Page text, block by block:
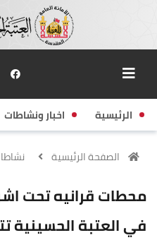
الرئيسية اخبار ونشاطات
الصفحة الرئيسية
محطات قرانيه تحت
في العتبة الحسينية